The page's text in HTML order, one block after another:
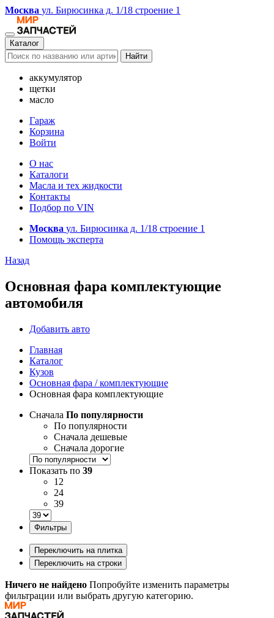
Москва ул. Бирюсинка д. 1/18 строение 1
Каталог
Найти
аккумулятор
щетки
масло
Гараж
Корзина
Войти
О нас
Каталоги
Масла и тех жидкости
Контакты
Подбор по VIN
Москва ул. Бирюсинка д. 1/18 строение 1
Помощь эксперта
Назад
Основная фара комплектующие
автомобиля
Добавить авто
Главная
Каталог
Кузов
Основная фара / комплектующие
Основная фара комплектующие
Сначала По популярности
По популярности
Сначала дешевые
Сначала дорогие
Показать по 39
12
24
39
Фильтры
Переключить на плитка
Переключить на строки
Ничего не найдено Попробуйте изменить параметры
фильтрации или выбрать другую категорию.